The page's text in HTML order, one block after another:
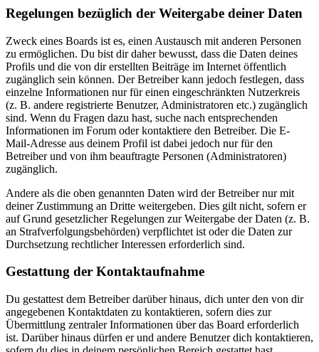
Regelungen bezüglich der Weitergabe deiner Daten
Zweck eines Boards ist es, einen Austausch mit anderen Personen
zu ermöglichen. Du bist dir daher bewusst, dass die Daten deines
Profils und die von dir erstellten Beiträge im Internet öffentlich
zugänglich sein können. Der Betreiber kann jedoch festlegen, dass
einzelne Informationen nur für einen eingeschränkten Nutzerkreis
(z. B. andere registrierte Benutzer, Administratoren etc.) zugänglich
sind. Wenn du Fragen dazu hast, suche nach entsprechenden
Informationen im Forum oder kontaktiere den Betreiber. Die E-
Mail-Adresse aus deinem Profil ist dabei jedoch nur für den
Betreiber und von ihm beauftragte Personen (Administratoren)
zugänglich.
Andere als die oben genannten Daten wird der Betreiber nur mit
deiner Zustimmung an Dritte weitergeben. Dies gilt nicht, sofern er
auf Grund gesetzlicher Regelungen zur Weitergabe der Daten (z. B.
an Strafverfolgungsbehörden) verpflichtet ist oder die Daten zur
Durchsetzung rechtlicher Interessen erforderlich sind.
Gestattung der Kontaktaufnahme
Du gestattest dem Betreiber darüber hinaus, dich unter den von dir
angegebenen Kontaktdaten zu kontaktieren, sofern dies zur
Übermittlung zentraler Informationen über das Board erforderlich
ist. Darüber hinaus dürfen er und andere Benutzer dich kontaktieren,